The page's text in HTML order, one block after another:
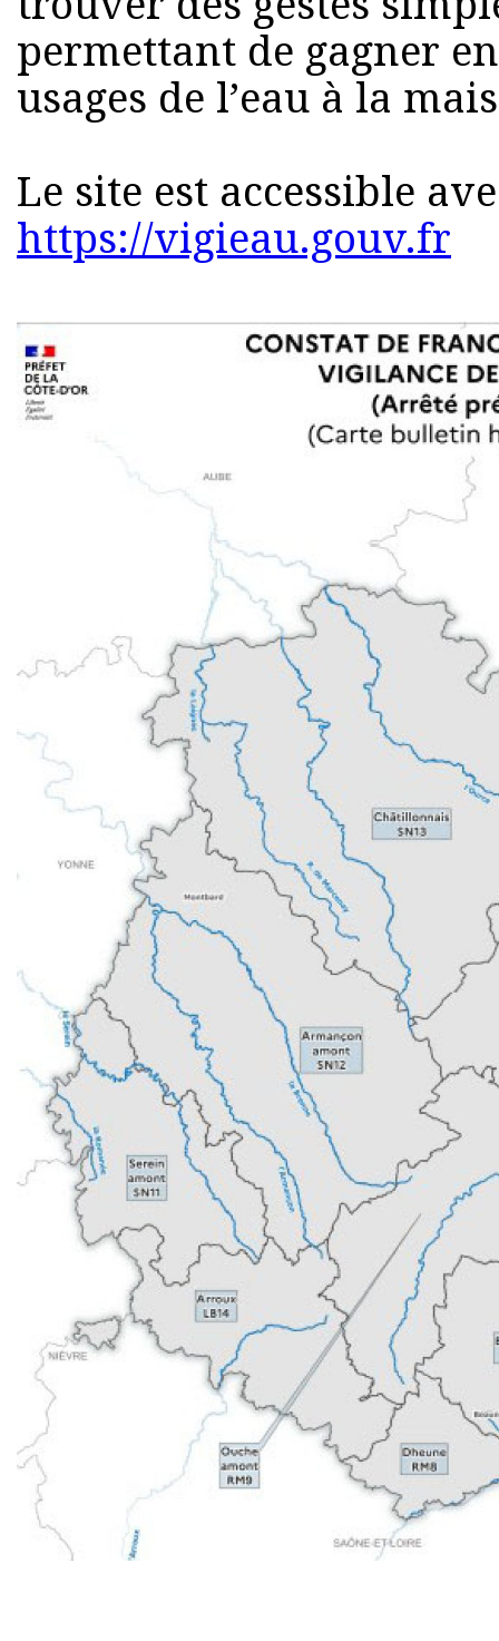
permettant de gagner
usages de l’eau à la
Le site est accessible
https://vigieau.gouv.fr